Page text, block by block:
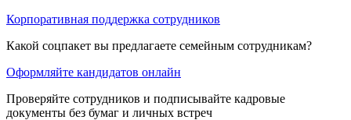
Корпоративная поддержка сотрудников
Какой соцпакет вы предлагаете семейным сотрудникам?
Оформляйте кандидатов онлайн
Проверяйте сотрудников и подписывайте кадровые
документы без бумаг и личных встреч